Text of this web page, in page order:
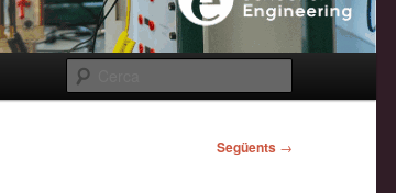
Següents →